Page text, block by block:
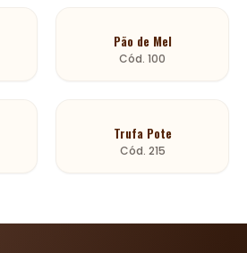
Pão de Mel
Cód. 100
Trufa Pote
Cód. 215